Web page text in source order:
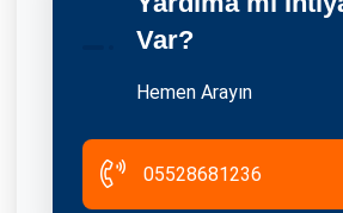
2Yaka 1Depo Güvenilir Mi?
25.09.2021
Var?
Hemen Arayın
05528681236